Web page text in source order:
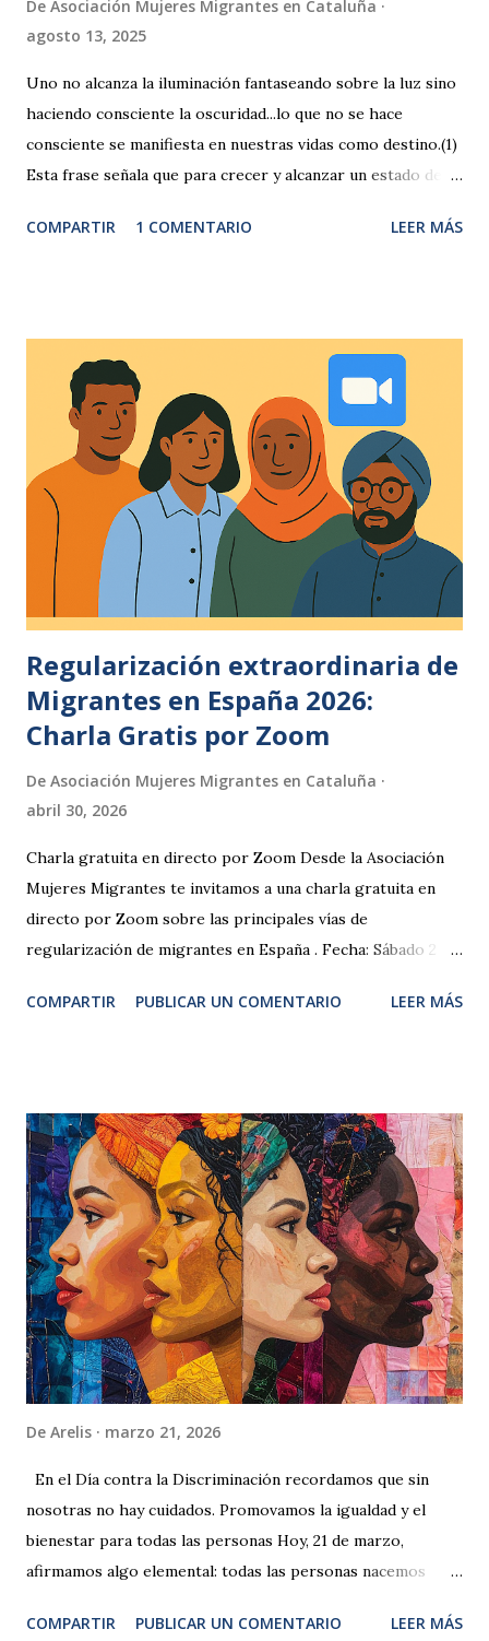
De Asociación Mujeres Migrantes en Cataluña
agosto 13, 2025
Uno no alcanza la iluminación fantaseando sobre la luz sino
haciendo consciente la oscuridad...lo que no se hace
consciente se manifiesta en nuestras vidas como destino.(1)
Esta frase señala que para crecer y alcanzar un estado de
luminoso. Es imprescindible mirar de frente las partes
decisiones y nuestro destino de forma inadvertida. Carl
Jung y su la idea de la “sombra” Este médico psiquiatra,
psicólogo, desarrollo en su obra como ensayista e
investigador, sobre el conjunto de aspectos inconscientes
que repudiamos o negamos. Su método de imaginación
activa propone un diálogo deliberado con esas imágenes
internas para integrarlas y lograr un equilibrio psicológico.
La frase aparece en muchas recopilaciones de sus citas y se
vincula directament...
COMPARTIR 1 COMENTARIO LEER MÁS
Regularización extraordinaria de
Migrantes en España 2026:
Charla Gratis por Zoom
De Asociación Mujeres Migrantes en Cataluña
abril 30, 2026
Charla gratuita en directo por Zoom Desde la Asociación
Mujeres Migrantes te invitamos a una charla gratuita en
directo por Zoom sobre las principales vías de
regularización de migrantes en España . Fecha: Sábado 2 de
Duración: 90 minutos Modalidad: Online, en directo por
documentación. ¿A quién va dirigida esta charla? Personas
migrantes que desean regularizar su situación en España
Personas que tienen dudas del proceso Quienes buscan
información clara y actualizada Inscripción gratuita La
inscripción es gratuita y se realiza a través del siguiente
formulario: 👉 Inscribirse a la charla gratuita por Zoom El
enlace de Zoom se enviará a las personas inscritas.
COMPARTIR PUBLICAR UN COMENTARIO LEER MÁS
De Arelis marzo 21, 2026
En el Día contra la Discriminación recordamos que sin
nosotras no hay cuidados. Promovamos la igualdad y el
bienestar para todas las personas Hoy, 21 de marzo,
afirmamos algo elemental: todas las personas nacemos
conmemora Sharpeville (Sudáfrica) en 1960, cuando la
COMPARTIR PUBLICAR UN COMENTARIO LEER MÁS